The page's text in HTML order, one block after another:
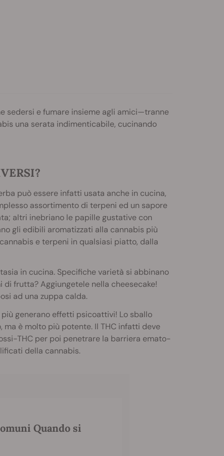
sedersi e fumare insieme agli amici—tranne
una serata indimenticabile, cucinando
può essere infatti usata anche in cucina,
assortimento di terpeni ed un sapore
altri inebriano le papille gustative con
gli edibili aromatizzati alla cannabis più
e terpeni in qualsiasi piatto, dalla
in cucina. Specifiche varietà si abbinano
frutta? Aggiungetele nella cheesecake!
ad una zuppa calda.
generano effetti psicoattivi! Lo sballo
è molto più potente. Il THC infatti deve
THC per poi penetrare la barriera emato-
della cannabis.
Quando si